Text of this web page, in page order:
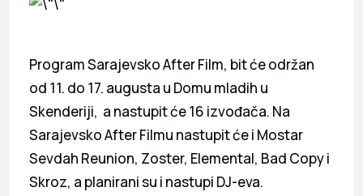
Program Sarajevsko After Film, bit će održan
od 11. do 17. augusta u Domu mladih u
Skenderiji, a nastupit će 16 izvođača. Na
Sarajevsko After Filmu nastupit će i Mostar
Sevdah Reunion, Zoster, Elemental, Bad Copy i
Skroz, a planirani su i nastupi DJ-eva.